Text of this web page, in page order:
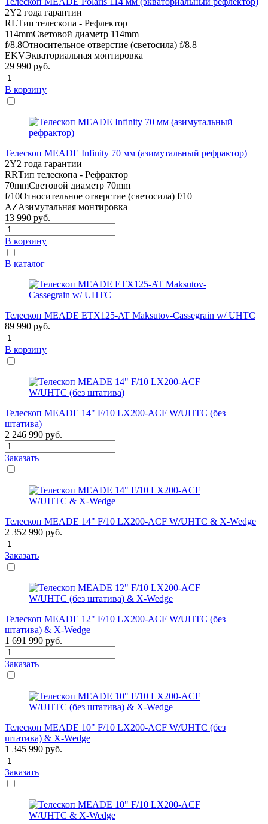
2Y2 года гарантии
RLТип телескопа - Рефлектор
114mmСветовой диаметр 114mm
f/8.8Относительное отверстие (светосила) f/8.8
EKVЭкваториальная монтировка
29 990 руб.
В корзину
Телескоп MEADE Infinity 70 мм (азимутальный рефрактор)
2Y2 года гарантии
RRТип телескопа - Рефрактор
70mmСветовой диаметр 70mm
f/10Относительное отверстие (светосила) f/10
AZАзимутальная монтировка
13 990 руб.
В корзину
В каталог
Телескоп MEADE ETX125-AT Maksutov-Cassegrain w/ UHTC
89 990 руб.
В корзину
Телескоп MEADE 14" F/10 LX200-ACF W/UHTC (без
штатива)
2 246 990 руб.
Заказать
Телескоп MEADE 14" F/10 LX200-ACF W/UHTC & X-Wedge
2 352 990 руб.
Заказать
Телескоп MEADE 12" F/10 LX200-ACF W/UHTC (без
штатива) & X-Wedge
1 691 990 руб.
Заказать
Телескоп MEADE 10" F/10 LX200-ACF W/UHTC (без
штатива) & X-Wedge
1 345 990 руб.
Заказать